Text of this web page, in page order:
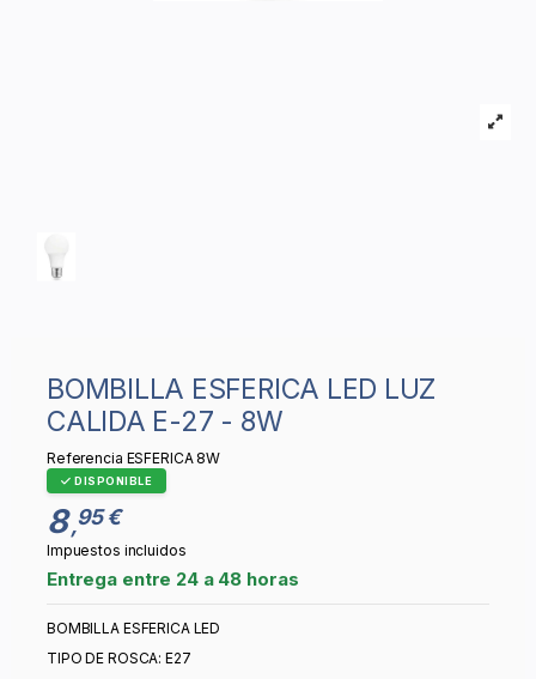
BOMBILLA ESFERICA LED LUZ
CALIDA E-27 - 8W
Referencia ESFERICA 8W
DISPONIBLE
8,95 €
Impuestos incluidos
Entrega entre 24 a 48 horas
BOMBILLA ESFERICA LED
TIPO DE ROSCA: E27